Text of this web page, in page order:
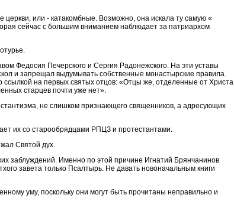
или - катакомбные. Возможно, она искала ту самую «
сейчас с большим вниманием наблюдает за патриархом
Федосия Печерского и Сергия Радонежского. На эти уставы
и запрещал выдумывать собственные монастырские правила.
ссылкой на первых святых отцов: «Отцы же, отделенные от Христа
старцев почти уже нет».
не слишком признающего священников, а адресующих
их со старообрядцами РПЦЗ и протестантами.
Святой дух.
заблуждений. Именно по этой причине Игнатий Брянчанинов
завета только Псалтырь. Не давать новоначальным книги
уму, поскольку они могут быть прочитаны неправильно и